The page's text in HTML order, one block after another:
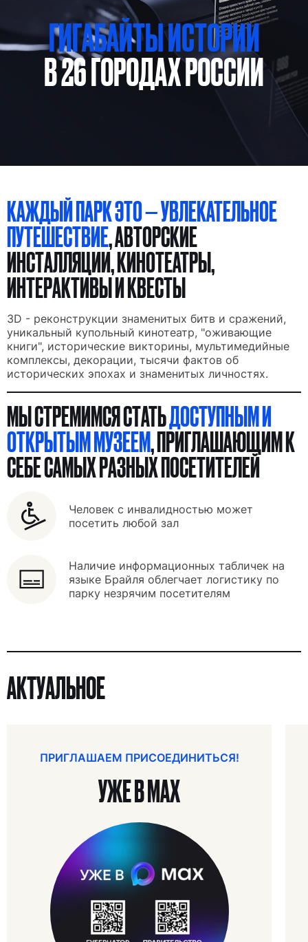
ГИГАБАЙТЫ ИСТОРИИ
ОДНИМ КАСАНИЕМ
В 26 ГОРОДАХ РОССИИ
КАЖДЫЙ ПАРК ЭТО — УВЛЕКАТЕЛЬНОЕ
ПУТЕШЕСТВИЕ, АВТОРСКИЕ
ИНСТАЛЛЯЦИИ, КИНОТЕАТРЫ,
ИНТЕРАКТИВЫ И КВЕСТЫ
3D - реконструкции знаменитых битв и сражений,
уникальный купольный кинотеатр, "оживающие
книги", исторические викторины, мультимедийные
комплексы, декорации, тысячи фактов об
исторических эпохах и знаменитых личностях.
МЫ СТРЕМИМСЯ СТАТЬДОСТУПНЫМ И
ОТКРЫТЫМ МУЗЕЕМ, ПРИГЛАШАЮЩИМ К
СЕБЕ САМЫХ РАЗНЫХ ПОСЕТИТЕЛЕЙ
Человек с инвалидностью может
посетить любой зал
Наличие информационных табличек на
языке Брайля облегчает логистику по
парку незрячим посетителям
АКТУАЛЬНОЕ
ПРИГЛАШАЕМ ПРИСОЕДИНИТЬСЯ!
УЖЕ В МАХ